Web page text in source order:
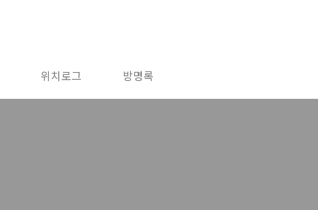
위치로그 방명록